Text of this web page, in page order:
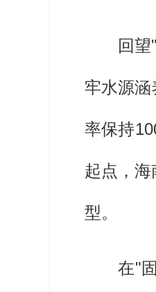
回
牢水源涵
率保持
起点，
型。
在"